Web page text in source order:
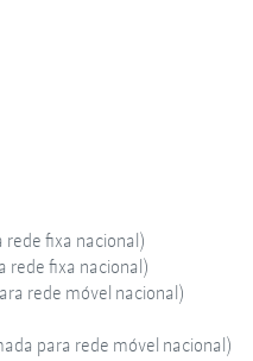
rede fixa nacional)
rede fixa nacional)
rede móvel nacional)
para rede móvel nacional)